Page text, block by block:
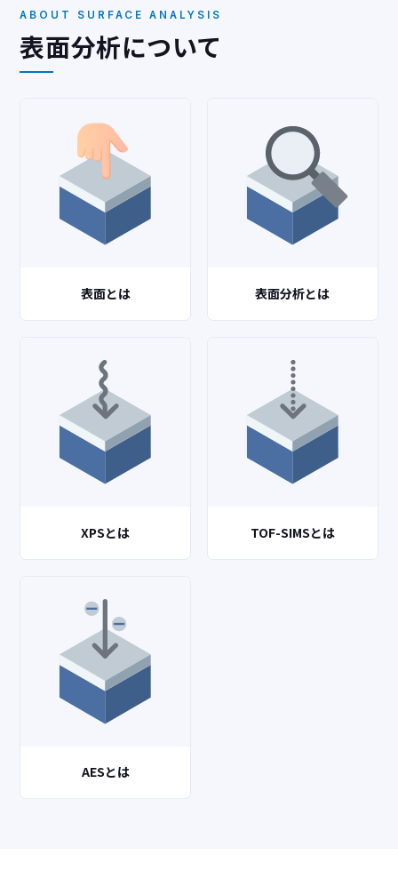
ABOUT SURFACE ANALYSIS
表面分析について
表面とは 表面分析とは
XPSとは TOF-SIMSとは
AESとは